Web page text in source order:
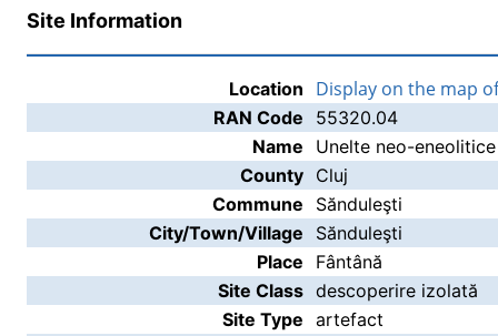
Site Information
Location Display on the map
RAN Code
55320.04
Name
Unelte neo-
County Cluj
Commune
Sănduleşti
City/Town/Village
Sănduleşti
Place
Fântână
Site Class descoperire izolată
Site Type artefact